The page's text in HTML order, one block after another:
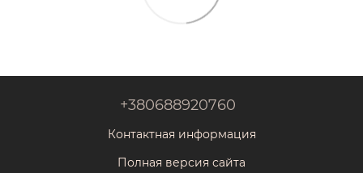
+380688920760
Контактная информация
Полная версия сайта